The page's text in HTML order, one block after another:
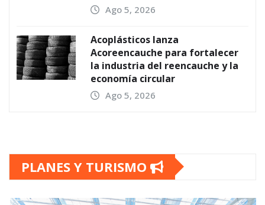
Ago 5, 2026
Acoplásticos lanza
Acoreencauche para fortalecer
la industria del reencauche y la
economía circular
Ago 5, 2026
PLANES Y TURISMO